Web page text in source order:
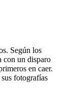
Según los
con un disparo
en caer.
fotografías